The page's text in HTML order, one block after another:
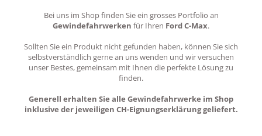
Bei uns im Shop finden Sie ein grosses Portfolio an
Gewindefahrwerken für Ihren Ford C-Max.
Sollten Sie ein Produkt nicht gefunden haben, können Sie sich
selbstverständlich gerne an uns wenden und wir versuchen
unser Bestes, gemeinsam mit Ihnen die perfekte Lösung zu
finden.
Generell erhalten Sie alle Gewindefahrwerke im Shop
inklusive der jeweiligen CH-Eignungserklärung geliefert.